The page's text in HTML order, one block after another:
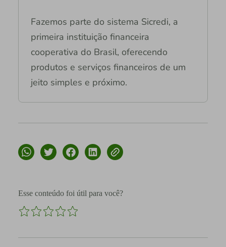
Fazemos parte do sistema Sicredi, a
primeira instituição financeira
cooperativa do Brasil, oferecendo
produtos e serviços financeiros de um
jeito simples e próximo.
Esse conteúdo foi útil para você?